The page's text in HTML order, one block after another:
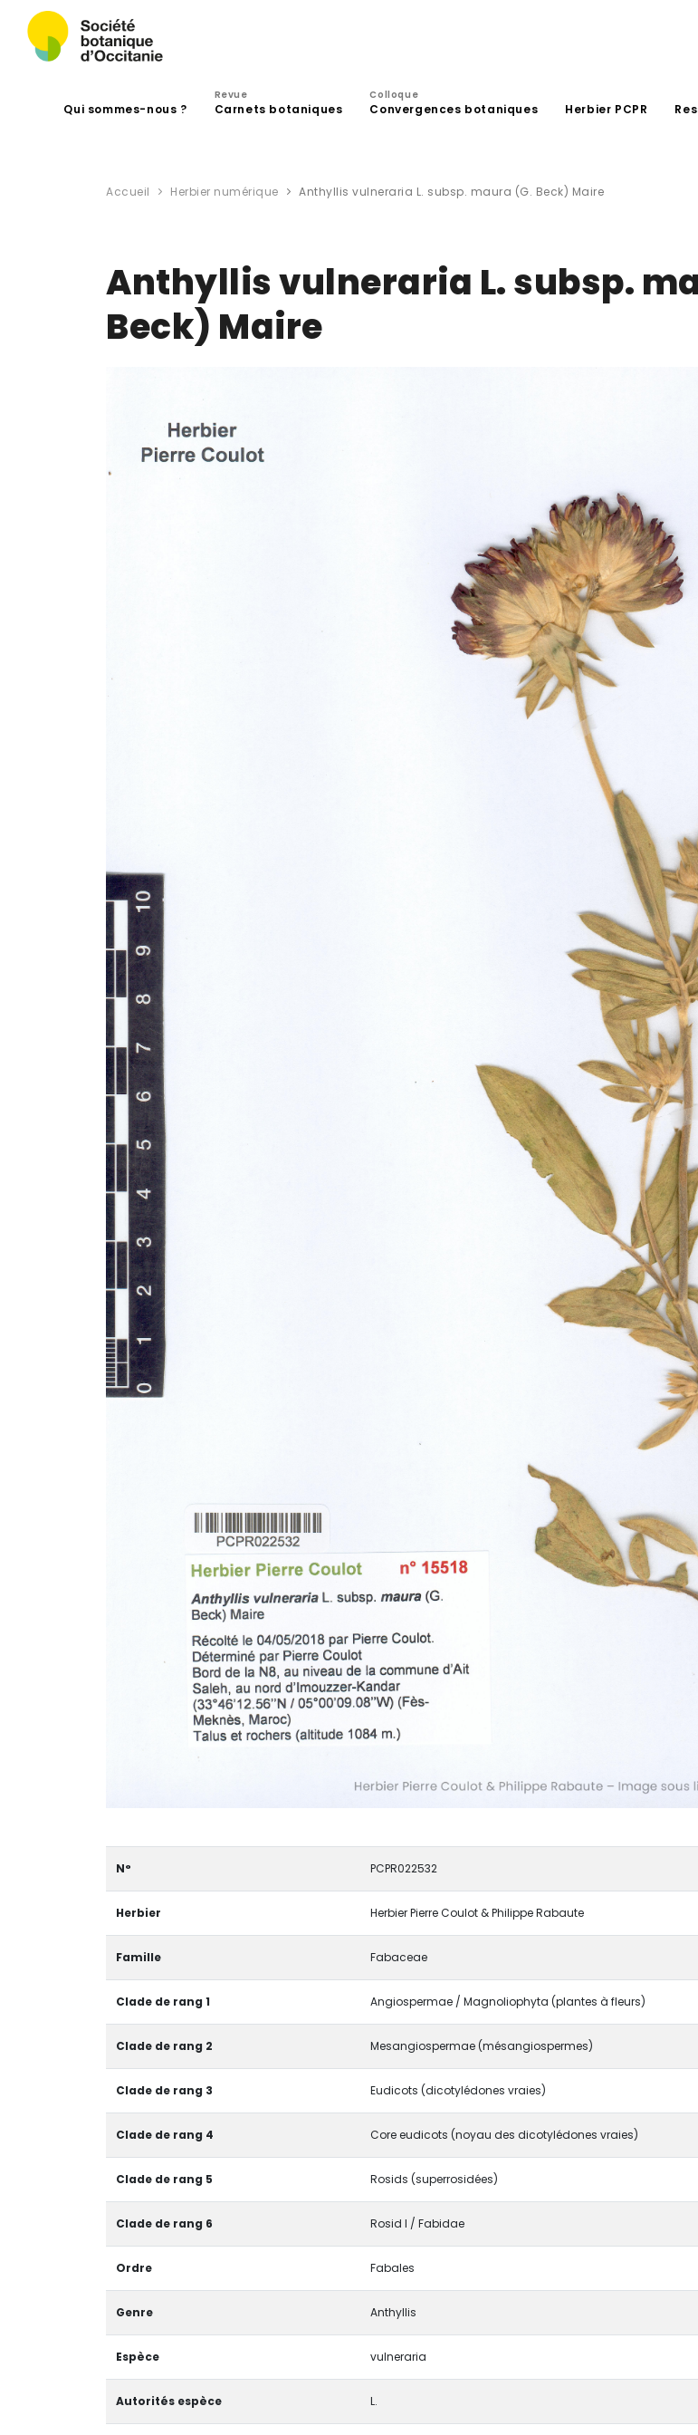
Qui sommes-nous ?
Revue
Carnets botaniques
Colloque
Convergences botaniques Herbier PCPR
Accueil Herbier numérique Anthyllis vulneraria L. subsp. maura (G. Beck) Maire
Anthyllis vulneraria L. subsp.
Beck) Maire
N° PCPR022532
Herbier Herbier Pierre Coulot & Philippe Rabaute
Famille Fabaceae
Clade de rang 1 Angiospermae / Magnoliophyta (plantes à fleurs)
Clade de rang 2 Mesangiospermae (mésangiospermes)
Clade de rang 3 Eudicots (dicotylédones vraies)
Clade de rang 4 Core eudicots (noyau des dicotylédones vraies)
Clade de rang 5 Rosids (superrosidées)
Clade de rang 6 Rosid I / Fabidae
Ordre Fabales
Genre Anthyllis
Espèce vulneraria
Autorités espèce L.